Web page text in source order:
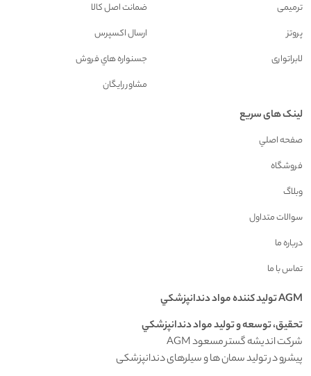
ترمیمی
پروتز
لابراتواری
ضمانت اصل کالا
ارسال اکسپرس
جسنواره هاي فروش
مشاور رايگان
لینک های سریع
صفحه اصلي
فروشگاه
وبلاگ
سوالات متداول
درباره ما
تماس با ما
AGM توليد کننده مواد دندانپزشکي
تحقيق، توسعه و توليد مواد دندانپزشکي
شرکت اندیشه گستر مسعود AGM
پیشرو در تولید سمان ها و سیلرهای دندانپزشکی